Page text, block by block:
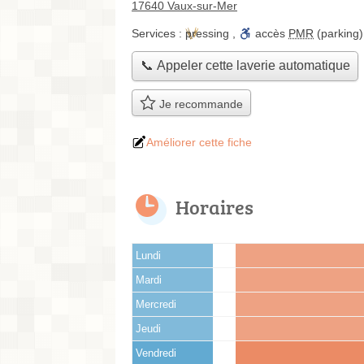
17640 Vaux-sur-Mer
Services : pressing accès PMR (parking)
📞 Appeler cette laverie automatique
Je recommande
Améliorer cette fiche
Horaires
Lundi
Mardi
Mercredi
Jeudi
Vendredi